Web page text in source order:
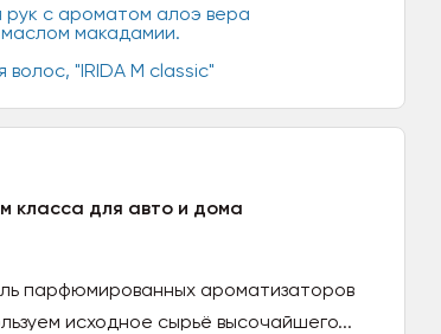
класса для авто и дома
парфюмированных ароматизаторов
исходное сырьё высочайшего...